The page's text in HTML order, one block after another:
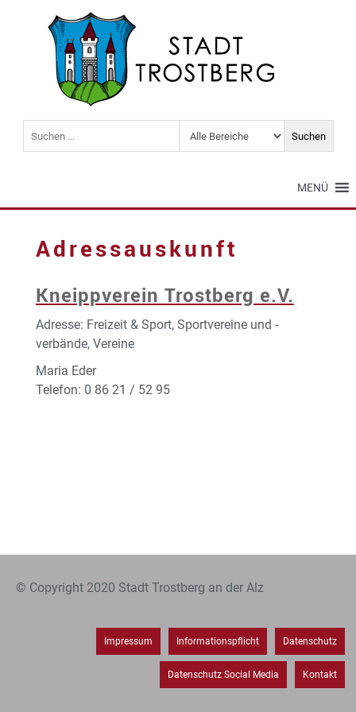
MENÜ
Adressauskunft
Kneippverein Trostberg e.V.
Adresse: Freizeit & Sport, Sportvereine und -
verbände, Vereine
Maria Eder
Telefon: 0 86 21 / 52 95
© Copyright 2020 Stadt Trostberg an der Alz
Impressum Informationspflicht Datenschutz
Datenschutz Social Media Kontakt